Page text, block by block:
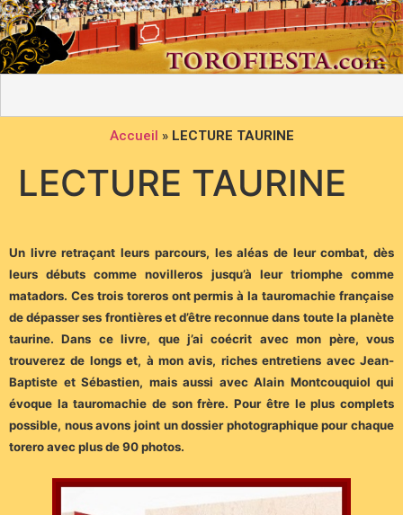
Accueil » LECTURE TAURINE
LECTURE TAURINE
Un livre retraçant leurs parcours, les aléas de leur combat, dès
leurs débuts comme novilleros jusqu’à leur triomphe comme
matadors. Ces trois toreros ont permis à la tauromachie française
de dépasser ses frontières et d’être reconnue dans toute la planète
taurine. Dans ce livre, que j’ai coécrit avec mon père, vous
trouverez de longs et, à mon avis, riches entretiens avec Jean-
Baptiste et Sébastien, mais aussi avec Alain Montcouquiol qui
évoque la tauromachie de son frère. Pour être le plus complets
possible, nous avons joint un dossier photographique pour chaque
torero avec plus de 90 photos.